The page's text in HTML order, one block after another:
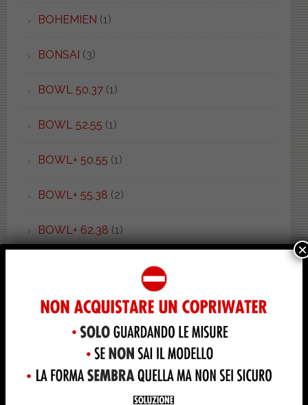
BOHEMIEN (1)
BONSAI (3)
BOWL 50.37(1)
BOWL 52.55 (1)
BOWL+ 50.55 (1)
BOWL+ 55.38 (2)
BOWL+ 62.38 (1)
BRENTA (2)
(3)
C 52 LIGHT(1)
×